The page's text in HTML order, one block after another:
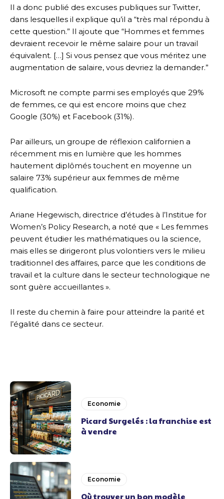
Il a donc publié des excuses publiques sur Twitter,
dans lesquelles il explique qu’il a “très mal répondu à
cette question.” Il ajoute que “Hommes et femmes
devraient recevoir le même salaire pour un travail
équivalent. […] Si vous pensez que vous méritez une
augmentation de salaire, vous devriez la demander.”
Microsoft ne compte parmi ses employés que 29%
de femmes, ce qui est encore moins que chez
Google (30%) et Facebook (31%).
Par ailleurs, un groupe de réflexion californien a
récemment mis en lumière que les hommes
hautement diplômés touchent en moyenne un
salaire 73% supérieur aux femmes de même
qualification.
Ariane Hegewisch, directrice d’études à l’Institue for
Women’s Policy Research, a noté que « Les femmes
peuvent étudier les mathématiques ou la science,
mais elles se dirigeront plus volontiers vers le milieu
traditionnel des affaires, parce que les conditions de
travail et la culture dans le secteur technologique ne
sont guère accueillantes ».
Il reste du chemin à faire pour atteindre la parité et
l’égalité dans ce secteur.
Economie
Picard Surgelés : la franchise est
à vendre
Economie
Où trouver un bon modèle